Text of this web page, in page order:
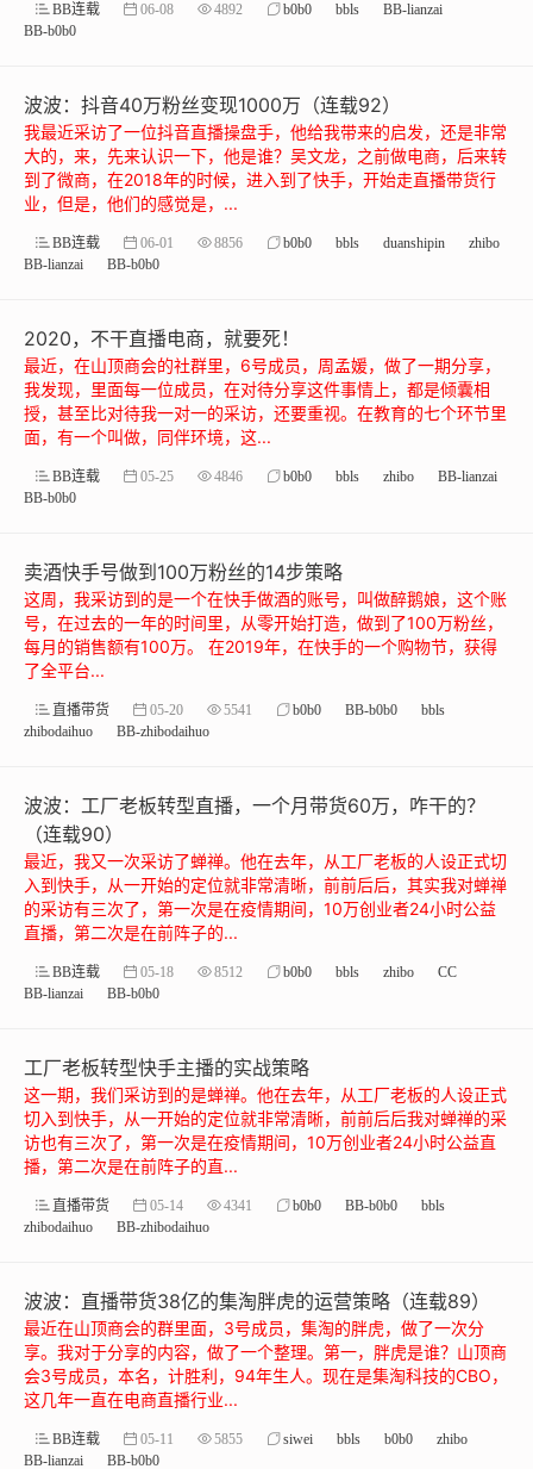
BB连载 06-08 4892 b0b0 bbls
BB-lianzai
BB-b0b0
波波：抖音40万粉丝变现1000万（连载92）
我最近采访了一位抖音直播操盘手，他给我带来的启发，还是非常
大的，来，先来认识一下，他是谁？吴文龙，之前做电商，后来转
到了微商，在2018年的时候，进入到了快手，开始走直播带货行
业，但是，他们的感觉是，...
BB连载 06-01 8856 b0b0 bbls duanshipin
zhibo
BB-lianzai
BB-b0b0
2020，不干直播电商，就要死！
最近，在山顶商会的社群里，6号成员，周孟媛，做了一期分享，
我发现，里面每一位成员，在对待分享这件事情上，都是倾囊相
授，甚至比对待我一对一的采访，还要重视。在教育的七个环节里
面，有一个叫做，同伴环境，这...
BB连载 05-25 4846 b0b0 bbls zhibo
BB-lianzai
BB-b0b0
卖酒快手号做到100万粉丝的14步策略
这周，我采访到的是一个在快手做酒的账号，叫做醉鹅娘，这个账
号，在过去的一年的时间里，从零开始打造，做到了100万粉丝，
每月的销售额有100万。 在2019年，在快手的一个购物节，获得
了全平台...
直播带货 05-20 5541 b0b0 BB-b0b0
bbls
zhibodaihuo
BB-zhibodaihuo
波波：工厂老板转型直播，一个月带货60万，咋干的？
（连载90）
最近，我又一次采访了蝉禅。他在去年，从工厂老板的人设正式切
入到快手，从一开始的定位就非常清晰，前前后后，其实我对蝉禅
的采访有三次了，第一次是在疫情期间，10万创业者24小时公益
直播，第二次是在前阵子的...
BB连载 05-18 8512 b0b0 bbls zhibo
CC
BB-lianzai
BB-b0b0
工厂老板转型快手主播的实战策略
这一期，我们采访到的是蝉禅。他在去年，从工厂老板的人设正式
切入到快手，从一开始的定位就非常清晰，前前后后我对蝉禅的采
访也有三次了，第一次是在疫情期间，10万创业者24小时公益直
播，第二次是在前阵子的直...
直播带货 05-14 4341 b0b0 BB-b0b0
bbls
zhibodaihuo
BB-zhibodaihuo
波波：直播带货38亿的集淘胖虎的运营策略（连载89）
最近在山顶商会的群里面，3号成员，集淘的胖虎，做了一次分
享。我对于分享的内容，做了一个整理。第一，胖虎是谁？山顶商
会3号成员，本名，计胜利，94年生人。现在是集淘科技的CBO，
这几年一直在电商直播行业...
BB连载 05-11 5855 siwei bbls b0b0
zhibo
BB-lianzai
BB-b0b0